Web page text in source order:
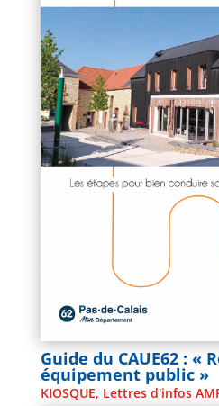
Guide du CAUE62 : «
équipement public »
KIOSQUE, Lettres d'infos